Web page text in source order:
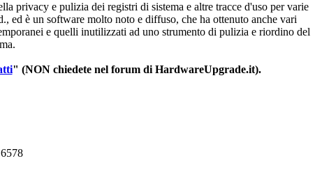
privacy e pulizia dei registri di sistemae altre tracce d'usopervarie
ed è un software molto noto e diffuso, che ha ottenuto anche vari
e quelli inutilizzati ad uno strumento di pulizia e riordino del
.
" (NON chiedete nelforum diHardwareUpgrade.it).